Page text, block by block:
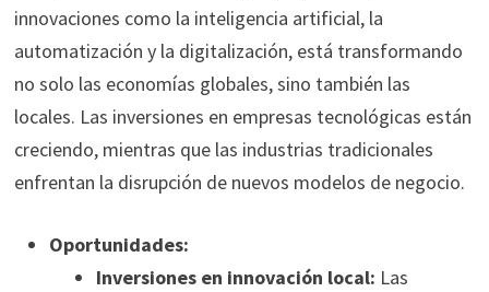
innovaciones como la inteligencia artificial, la
automatización y la digitalización, está transformando
no solo las economías globales, sino también las
locales. Las inversiones en empresas tecnológicas están
creciendo, mientras que las industrias tradicionales
enfrentan la disrupción de nuevos modelos de negocio.
Oportunidades:
Inversiones en innovación local: Las